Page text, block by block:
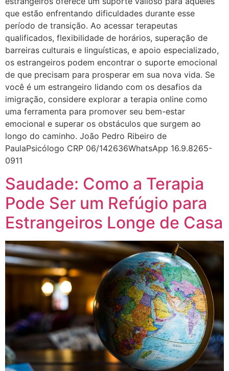
que estão enfrentando dificuldades durante esse
período de transição. Ao acessar terapeutas
qualificados, flexibilidade de horários, superação de
barreiras culturais e linguísticas, e apoio especializado,
os estrangeiros podem encontrar o suporte emocional
de que precisam para prosperar em sua nova vida. Se
você é um estrangeiro lidando com os desafios da
imigração, considere explorar a terapia online como
uma ferramenta para promover seu bem-estar
emocional e superar os obstáculos que surgem ao
longo do caminho. João Pedro Ribeiro de
PaulaPsicólogo CRP 06/142636WhatsApp 16.9.8265-
0911
Saudade: Como a Terapia
Pode Ser um Refúgio para
Estrangeiros Longe de Casa